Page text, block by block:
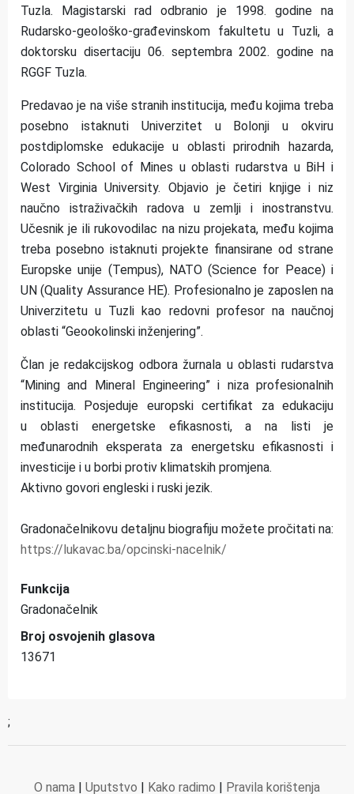
Tuzla. Magistarski rad odbranio je 1998. godine na
Rudarsko-geološko-građevinskom fakultetu u Tuzli, a
doktorsku disertaciju 06. septembra 2002. godine na
RGGF Tuzla.
Predavao je na više stranih institucija, među kojima treba
posebno istaknuti Univerzitet u Bolonji u okviru
postdiplomske edukacije u oblasti prirodnih hazarda,
Colorado School of Mines u oblasti rudarstva u BiH i
West Virginia University. Objavio je četiri knjige i niz
naučno istraživačkih radova u zemlji i inostranstvu.
Učesnik je ili rukovodilac na nizu projekata, među kojima
treba posebno istaknuti projekte finansirane od strane
Europske unije (Tempus), NATO (Science for Peace) i
UN (Quality Assurance HE). Profesionalno je zaposlen na
Univerzitetu u Tuzli kao redovni profesor na naučnoj
oblasti “Geookolinski inženjering”.
Član je redakcijskog odbora žurnala u oblasti rudarstva
“Mining and Mineral Engineering” i niza profesionalnih
institucija. Posjeduje europski certifikat za edukaciju
u oblasti energetske efikasnosti, a na listi je
međunarodnih eksperata za energetsku efikasnosti i
investicije i u borbi protiv klimatskih promjena.
Aktivno govori engleski i ruski jezik.
Gradonačelnikovu detaljnu biografiju možete pročitati na:
https://lukavac.ba/opcinski-nacelnik/
Funkcija
Gradonačelnik
Broj osvojenih glasova
13671
;
O nama | Uputstvo | Kako radimo | Pravila korištenja